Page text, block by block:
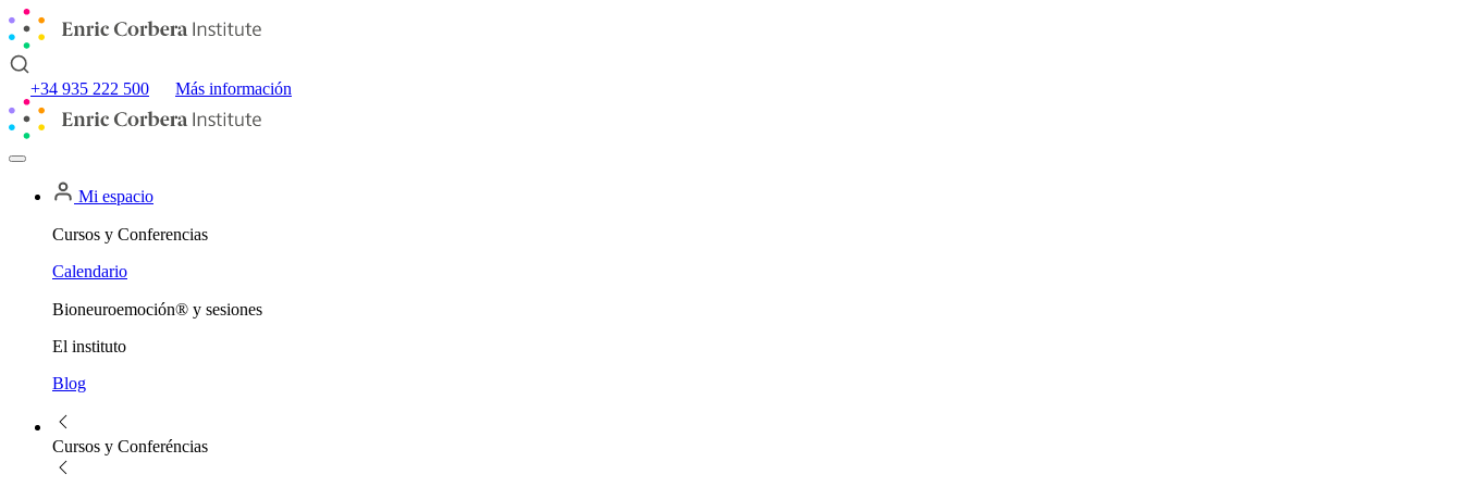
+34 935 222 500 Más información
Mi espacio
Cursos y Conferencias
Calendario
Bioneuroemoción® y sesiones
El instituto
Blog
Cursos y Conferéncias